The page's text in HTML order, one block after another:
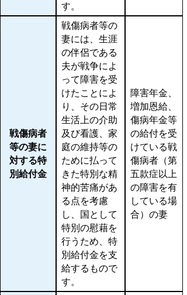
す。
戦傷病者
等の妻に
対する特
別給付金
戦傷病者等の
妻には、生涯
の伴侶である
夫が戦争によ
って障害を受
けたことによ
り、その日常
生活上の介助
及び看護、家
庭の維持等の
ために払って
きた特別な精
神的苦痛があ
る点を考慮
し、国として
特別の慰藉を
行うため、特
別給付金を支
給するもので
す。
障害年金、
増加恩給、
傷病年金等
の給付を受
けている戦
傷病者（第
五款症以上
の障害を有
している場
合）の妻